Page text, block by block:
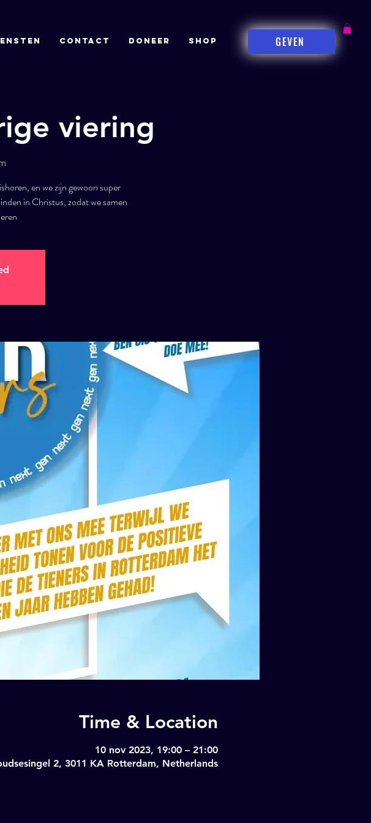
CONTACT DONEER Shop GEVEN
viering
en we zijn gewoon super
in Christus, zodat we samen
Time & Location
10 nov 2023, 19:00 – 21:00
2, 3011 KA Rotterdam, Netherlands